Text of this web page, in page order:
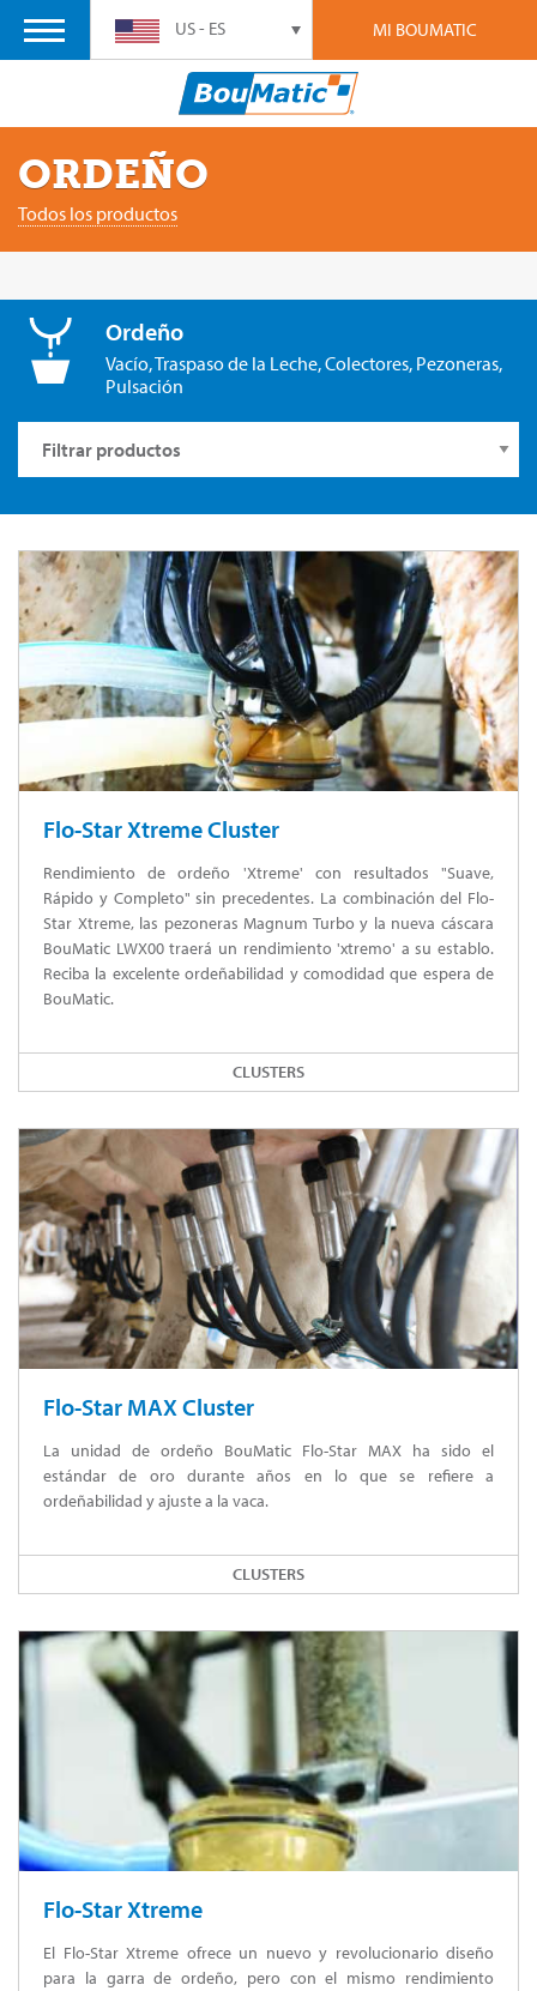
MI BOUMATIC
US - ES
ORDEÑO
Todos los productos
Ordeño
Vacío, Traspaso de la Leche, Colectores, Pezoneras,
Pulsación
Flo-Star Xtreme Cluster
Rendimiento de ordeño 'Xtreme' con resultados "Suave,
Rápido y Completo" sin precedentes. La combinación del Flo-
Star Xtreme, las pezoneras Magnum Turbo y la nueva cáscara
BouMatic LWX00 traerá un rendimiento 'xtremo' a su establo.
Reciba la excelente ordeñabilidad y comodidad que espera de
BouMatic.
CLUSTERS
Flo-Star MAX Cluster
La unidad de ordeño BouMatic Flo-Star MAX ha sido el
estándar de oro durante años en lo que se refiere a
ordeñabilidad y ajuste a la vaca.
CLUSTERS
Flo-Star Xtreme
El Flo-Star Xtreme ofrece un nuevo y revolucionario diseño
para la garra de ordeño, pero con el mismo rendimiento